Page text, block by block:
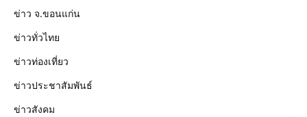
ข่าว จ.ขอนแก่น
ข่าวทั่วไทย
ข่าวท่องเที่ยว
ข่าวประชาสัมพันธ์
ข่าวสังคม